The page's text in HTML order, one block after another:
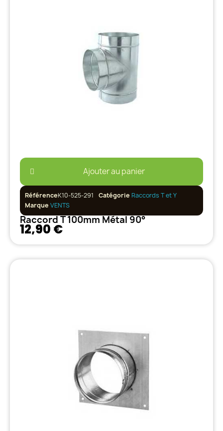
Ajouter au panier
RéférenceK10-525-291 Catégorie Raccords T et Y
Marque VENTS
Raccord T 100mm Métal 90°
12,90 €